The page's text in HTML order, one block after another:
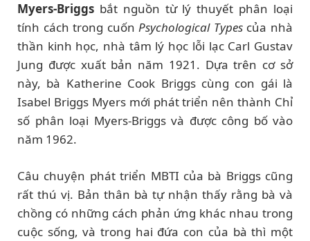
Myers-Briggs bắt nguồn từ lý thuyết phân loại
tính cách trong cuốnPsychological Typescủa nhà
thần kinh học, nhà tâm lý học lỗi lạc Carl Gustav
Jung được xuất bản năm 1921. Dựa trên cơ sở
này, bà Katherine Cook Briggs cùng con gái là
Isabel Briggs Myers mới phát triển nên thành Chỉ
số phân loại Myers-Briggs và được công bố vào
năm 1962.
Câu chuyện phát triển MBTI của bà Briggs cũng
rất thú vị. Bản thân bà tự nhận thấy rằng bà và
chồng có những cách phản ứng khác nhau trong
cuộc sống, và trong hai đứa con của bà thì một